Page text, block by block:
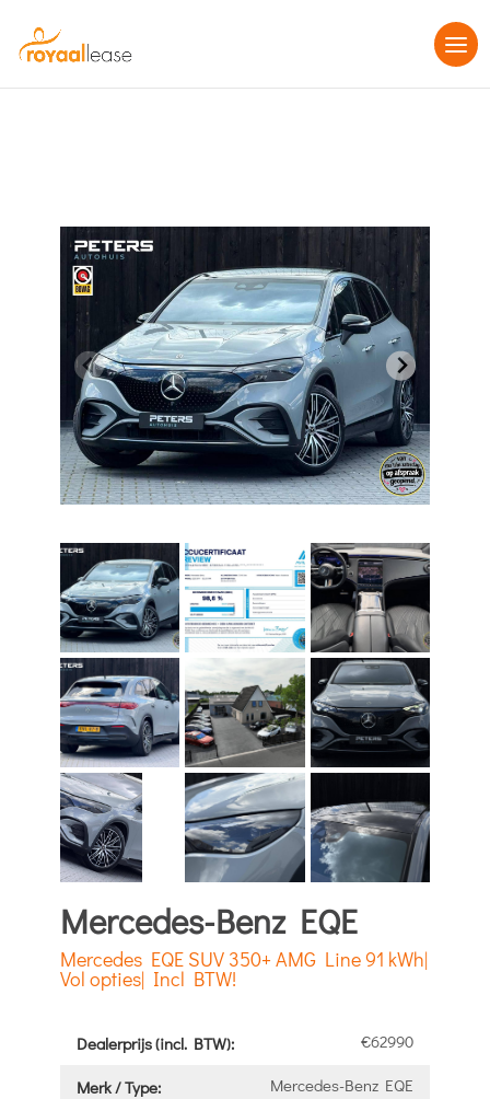
Mercedes-Benz EQE
Mercedes EQE SUV 350+ AMG Line 91 kWh|
Vol opties| Incl BTW!
Dealerprijs (incl. BTW): €62990
Merk / Type: Mercedes-Benz EQE